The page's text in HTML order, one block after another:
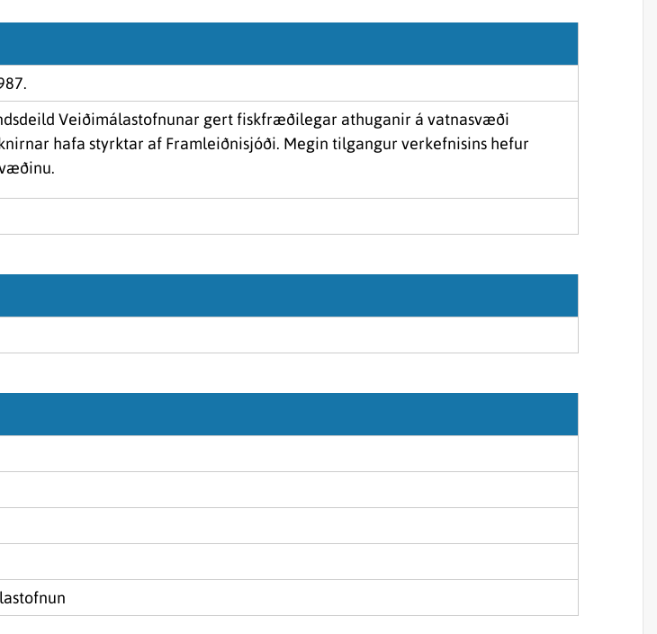
Veiðimálastofnunar gert fiskfræðilegar athuganir á vatnasvæði
hafa styrktar af Framleiðnisjóði. Megin tilgangur verkefnisins hefur